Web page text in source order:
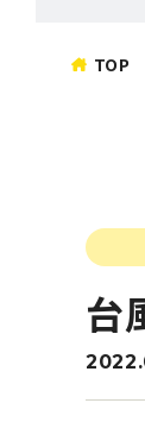
ホ
TOP
台